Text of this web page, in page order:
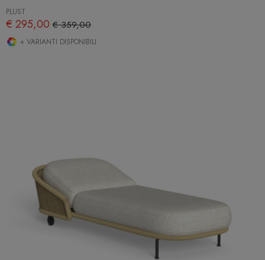
PLUST
€ 295,00 € 359,00
+ VARIANTI DISPONIBILI